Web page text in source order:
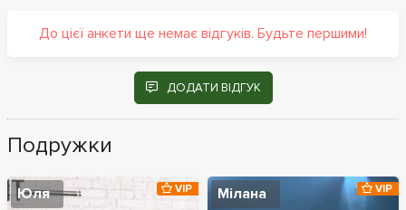
До цієї анкети ще немає відгуків. Будьте першими!
ДОДАТИ ВІДГУК
Подружки
Юля VIP Мілана VIP